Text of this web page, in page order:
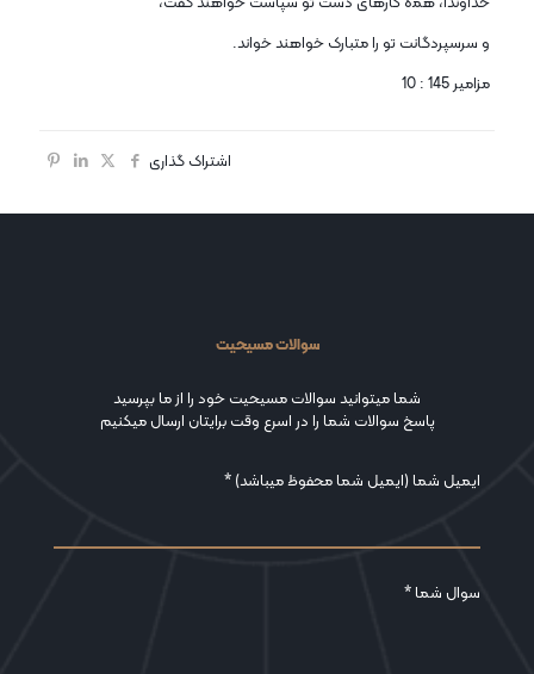
و سرسپردگانت تو را متبارک خواهند خواند.
مزامیر 145 : 10
اشتراک گذاری
سوالات مسیحیت
شما میتوانید سوالات مسیحیت خود را از ما بپرسید
پاسخ سوالات شما را در اسرع وقت برایتان ارسال میکنیم
ایمیل شما (ایمیل شما محفوظ میباشد) *
سوال شما *